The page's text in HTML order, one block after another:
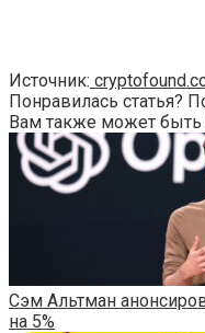
Источник:
Понравилась статья?
Вам также может быть
Сэм Альтман
на 5%